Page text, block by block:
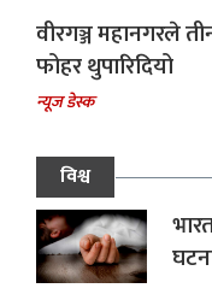
वीरगञ्ज महानगरले
फोहर थुपारिदियो
न्यूज डेस्क
विश्व